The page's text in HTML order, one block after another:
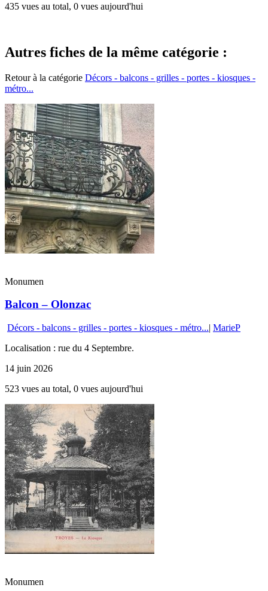
435 vues au total, 0 vues aujourd'hui
Autres fiches de la même catégorie :
Retour à la catégorie Décors - balcons - grilles - portes - kiosques -
métro...
Monumen
Balcon – Olonzac
Décors - balcons - grilles - portes - kiosques - métro...| MarieP
Localisation : rue du 4 Septembre.
14 juin 2026
523 vues au total, 0 vues aujourd'hui
Monumen